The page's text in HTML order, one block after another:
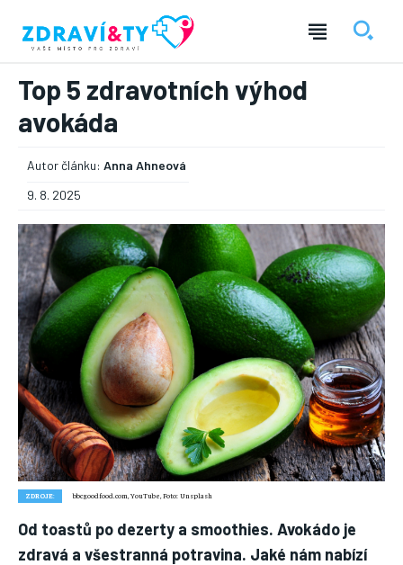
― REKLAMA ―
Nic není tak důležité, jako vaše zdraví.
Náš web nabízí komplexní informace a rady pro zdravý životní
styl, zahrnující nejnovější poznatky o různých onemocněních,
přínosné zdravotní praktiky, techniky jógy a rady pro
vyváženou stravu.
ZDRAVÍ
Top 5 zdravotních výhod
avokáda
Autor článku: Anna Ahneová
9. 8. 2025
ZDROJE: bbcgoodfood.com, YouTube, Foto: Unsplash
Od toastů po dezerty a smoothies. Avokádo je
zdravá a všestranná potravina. Jaké nám nabízí